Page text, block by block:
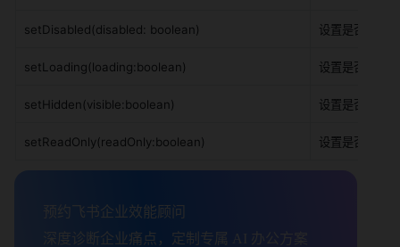
setDisabled(disabled: boolean) 设置是否禁用
setLoading(loading:boolean) 设置是否加载中
setHidden(visible:boolean) 设置是否隐藏
setReadOnly(readOnly:boolean) 设置是否只读
预约飞书企业效能顾问
深度诊断企业痛点，定制专属 AI 办公方案